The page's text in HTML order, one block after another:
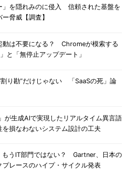
」を隠れみのに侵入 信頼された基盤を
脅威【調査】
動は不要になる？ Chromeが模索する
と「無停止アップデート」
割り勘”だけじゃない 「SaaSの死」論
が生成AIで実現したリアルタイム異言語
損なわないシステム設計の工夫
もうIT部門ではない？ Gartner、日本の
プレースのハイプ・サイクル発表